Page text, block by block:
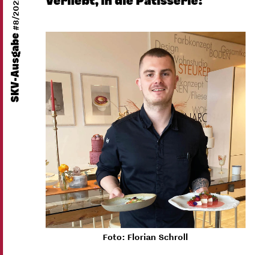
SKV-Ausgabe
#8/2022
Foto: Florian Schroll